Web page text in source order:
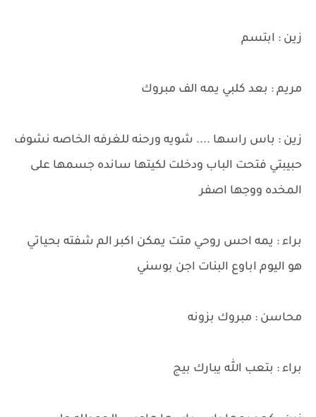
زين : ابتسم
مريم : بعد كلبي يمه الف مبروك
زين : باس راسها .... شويه ورحنه للغرفه الخاصه نشوف
حبيبتي فتحت الباب ودخلت لكيتها سانده جسمها على
المخده ووجها اصفر
براء : يمه احس روحي متت يمكن اكبر الم شفته بحياتي
هو اليوم اباوع البنات اجن بوسني
محاسن : مبروك بزونه
براء : بتعب الله يبارك بيج